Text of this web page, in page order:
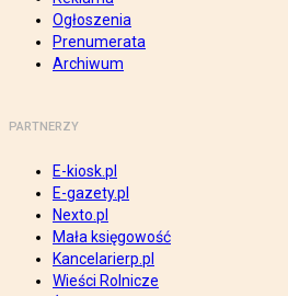
Ogłoszenia
Prenumerata
Archiwum
PARTNERZY
E-kiosk.pl
E-gazety.pl
Nexto.pl
Mała księgowość
Kancelarierp.pl
Wieści Rolnicze